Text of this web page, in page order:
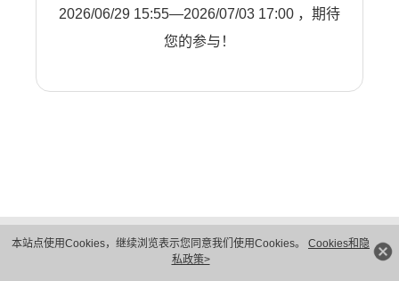
本站点使用Cookies，继续浏览表示您同意我们使用Cookies。 Cookies和隐
私政策>
2026/06/29 15:55—2026/07/03 17:00 ，期待
您的参与！
隐私保护
法律声明